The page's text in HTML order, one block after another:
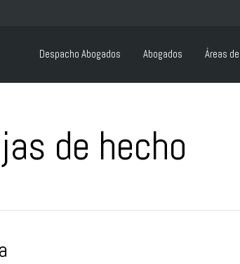
Despacho Abogados Abogados Áreas
de hecho